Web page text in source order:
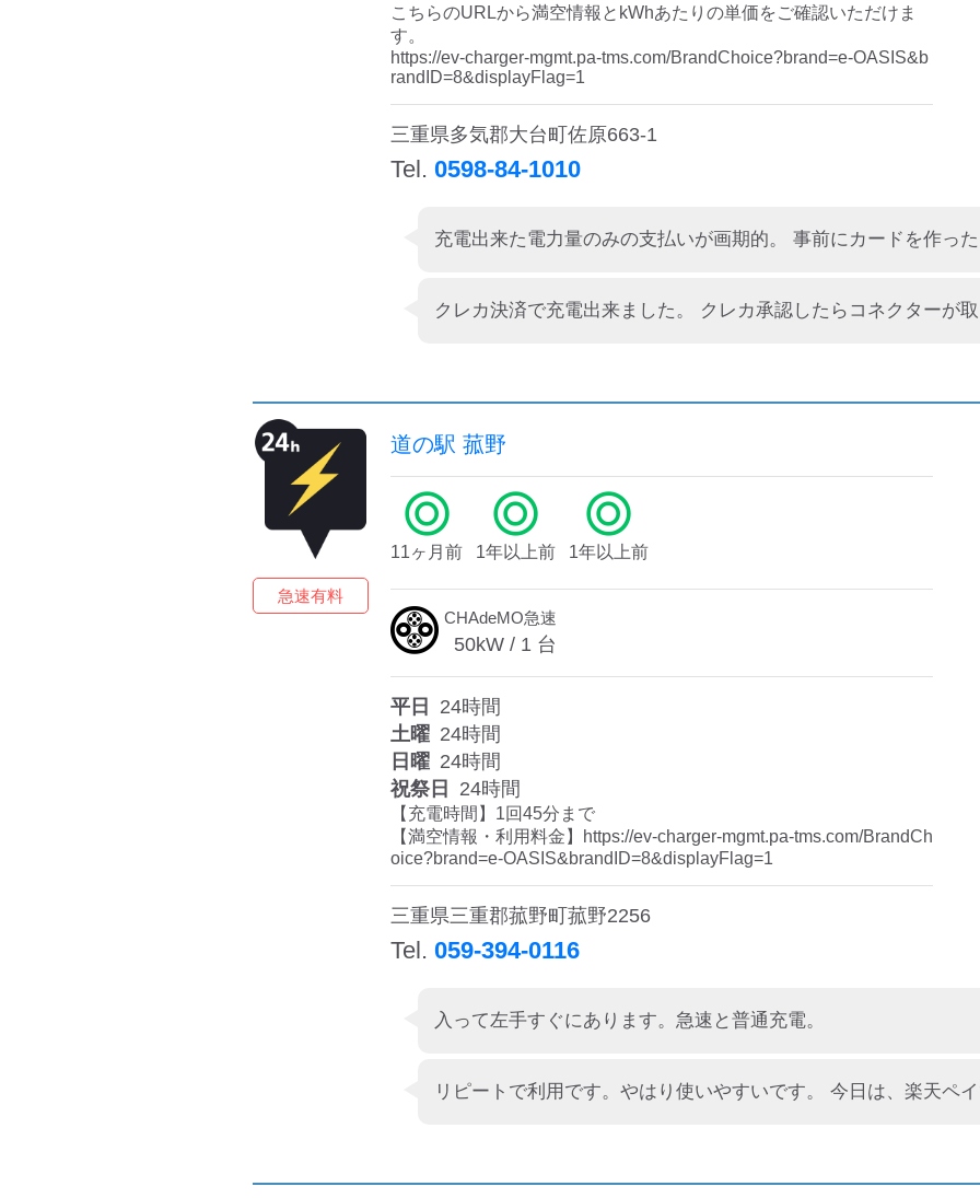
こちらのURLから満空情報とkWhあたりの単価をご確認いただけま
す。
https://ev-charger-mgmt.pa-tms.com/BrandChoice?brand=e-OASIS&b
randID=8&displayFlag=1
三重県多気郡大台町佐原663-1
Tel. 0598-84-1010
道の駅 菰野
急速有料
11ヶ月前 1年以上前 1年以上前
CHAdeMO急速
50kW / 1 台
平日
24時間
土曜 24時間
日曜 24時間
祝祭日
24時間
【充電時間】1回45分まで
【満空情報・利用料金】https://ev-charger-mgmt.pa-tms.com/BrandCh
oice?brand=e-OASIS&brandID=8&displayFlag=1
三重県三重郡菰野町菰野2256
Tel. 059-394-0116
入って左手すぐにあります。急速と普通充電。